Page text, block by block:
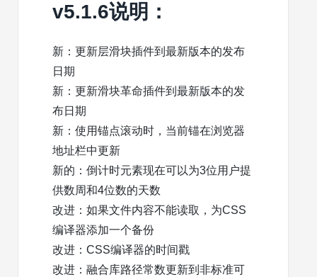
v5.1.6说明：
新：更新层滑块插件到最新版本的发布
日期
新：更新滑块革命插件到最新版本的发
布日期
新：使用锚点滚动时，当前锚在浏览器
地址栏中更新
新的：倒计时元素现在可以为3位用户提
供数周和4位数的天数
改进：如果文件内容不能读取，为CSS
编译器添加一个备份
改进：CSS编译器的时间戳
改进：融合库路径常数更新到非标准可